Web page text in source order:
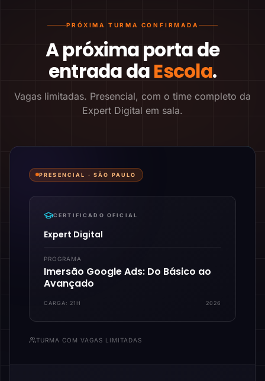
PRÓXIMA TURMA CONFIRMADA
A próxima porta de
entrada daEscola.
Vagas limitadas. Presencial, com o time completo da
Expert Digital em sala.
PRESENCIAL ·SÃO PAULO
CERTIFICADO OFICIAL
Expert Digital
PROGRAMA
Imersão Google Ads: Do Básico ao
Avançado
CARGA: 21H 2026
TURMA COM VAGAS LIMITADAS